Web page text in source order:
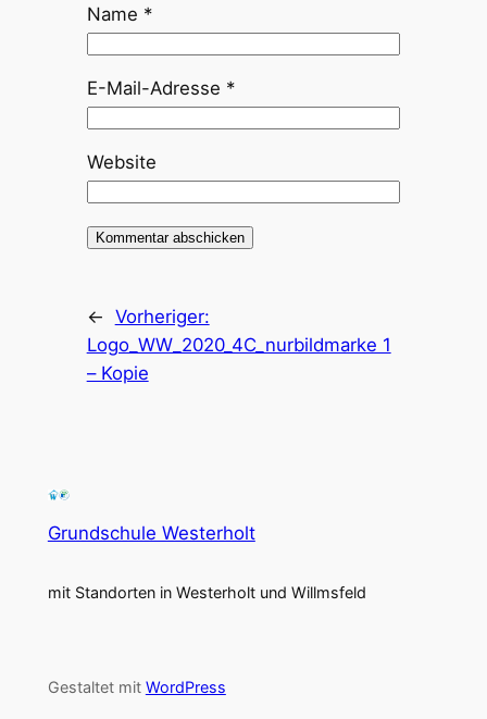
Name *
E-Mail-Adresse *
Website
← Vorheriger:
Logo_WW_2020_4C_nurbildmarke 1
– Kopie
Grundschule Westerholt
mit Standorten in Westerholt und Willmsfeld
Gestaltet mit WordPress